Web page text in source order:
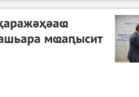
мҩаԥысит